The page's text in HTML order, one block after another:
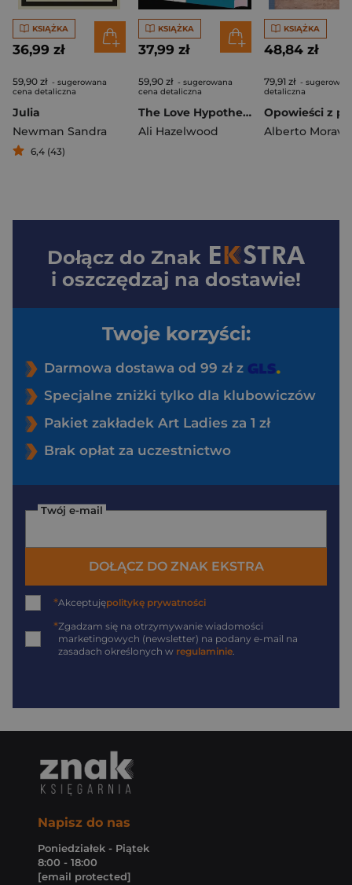
KSIĄŻKA
36,99 zł
59,90 zł - sugerowana
cena detaliczna
Julia
Newman Sandra
6,4 (43)
KSIĄŻKA
37,99 zł
59,90 zł - sugerowana
cena detaliczna
The Love Hypothesis (barwione brzegi)
Ali Hazelwood
KSIĄŻKA
48,84 zł
79,91 zł -
detaliczna
Alberto Moravia
Dołącz do Znak
i oszczędzaj na dostawie!
Twoje korzyści:
Darmowa dostawa od 99 zł z
Specjalne zniżki tylko dla klubowiczów
Pakiet zakładek Art Ladies za 1 zł
Brak opłat za uczestnictwo
Twój e-mail
DOŁĄCZ DO ZNAK EKSTRA
*Akceptujępolitykę prywatności
*Zgadzam się na otrzymywanie wiadomości
marketingowych (newsletter) na podany e-mail na
zasadach określonych w regulaminie.
Napisz do nas
Poniedziałek - Piątek
8:00 - 18:00
[email protected]